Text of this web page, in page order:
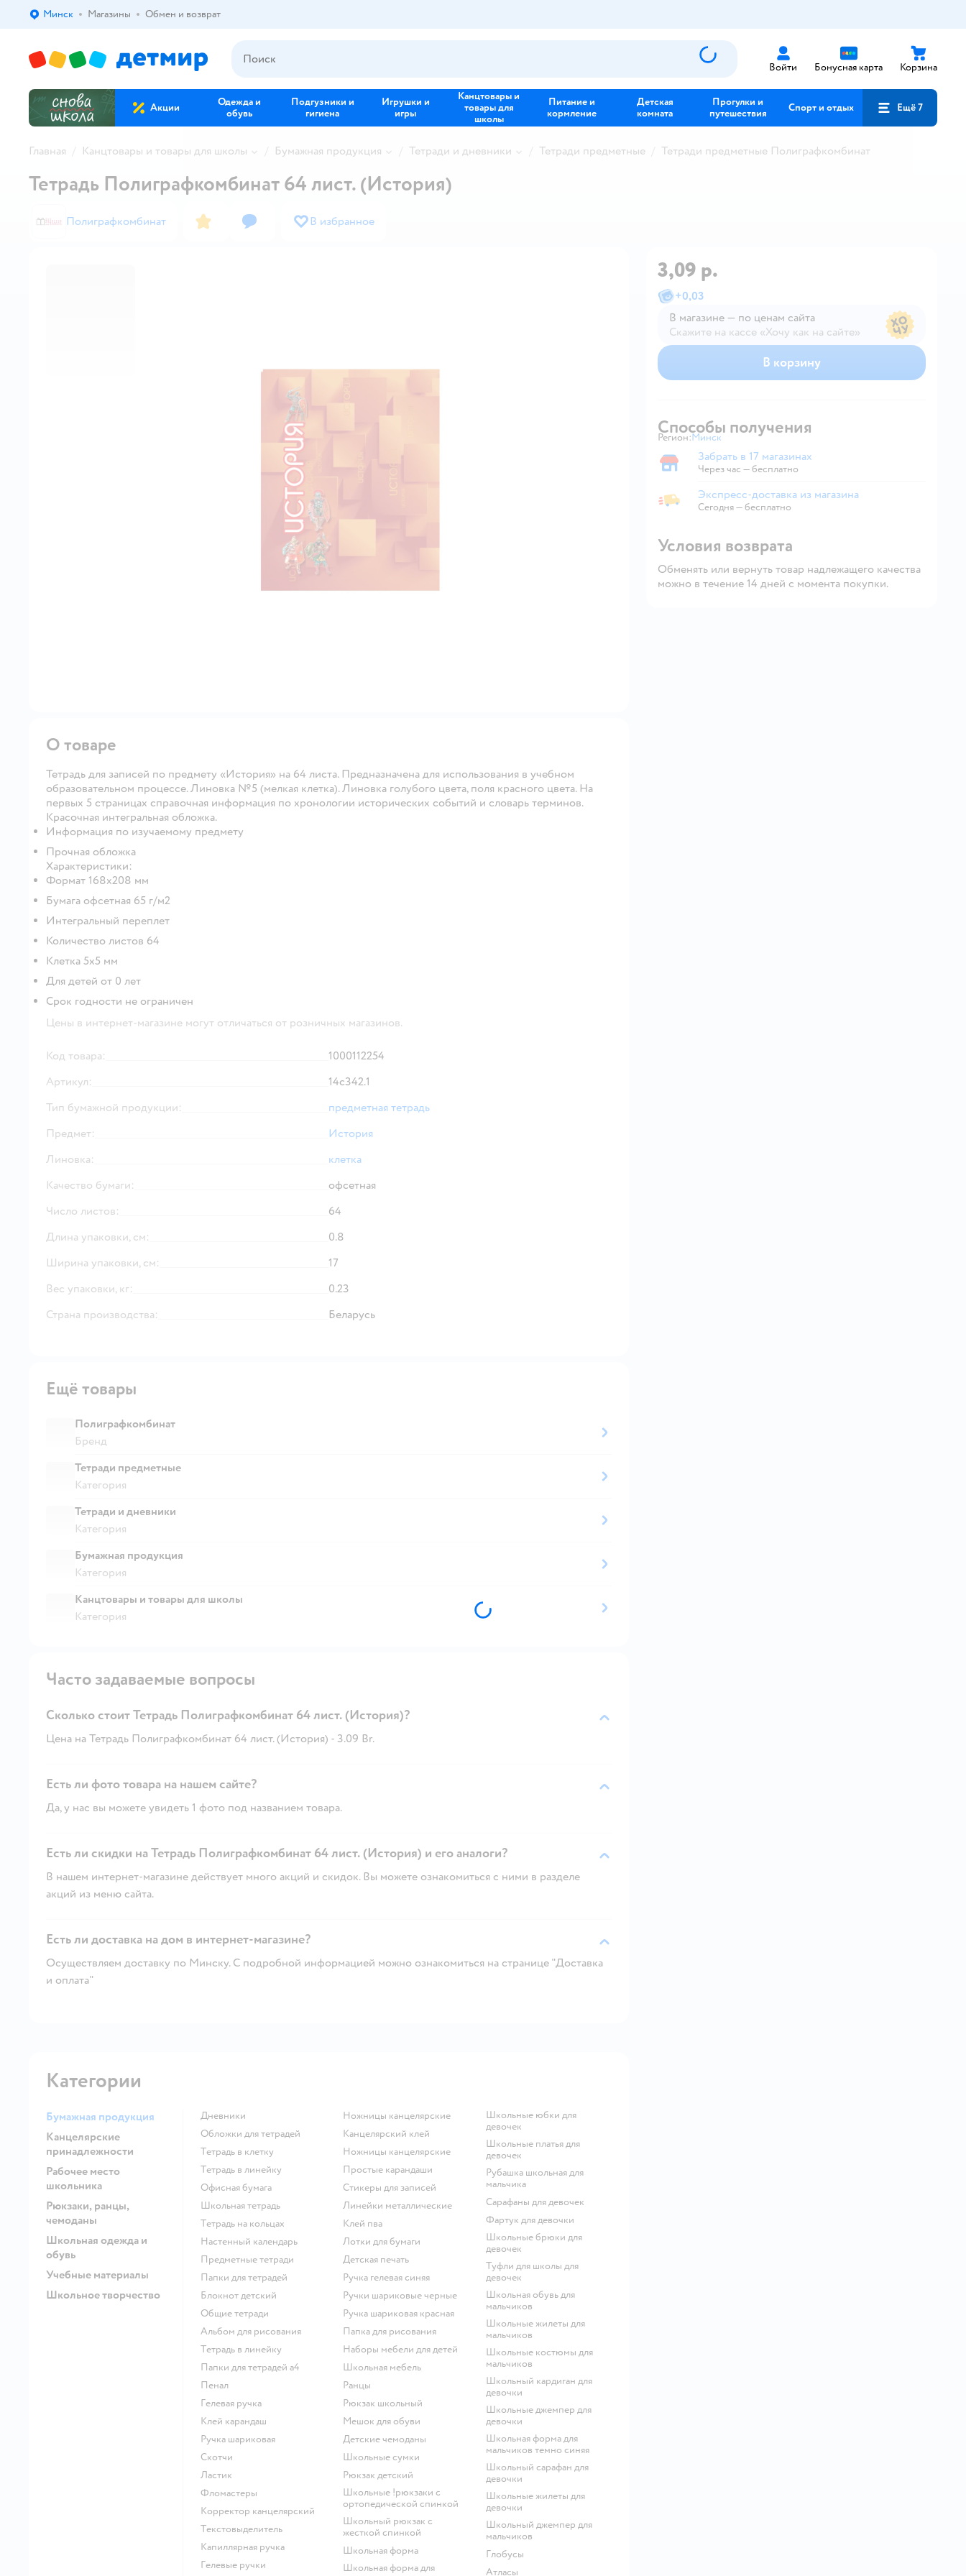
Выбор адреса доставки.
Минск Магазины Обмен и возврат
Войти Бонусная карта Корзина
Акции
Одежда и
обувь
Подгузники и
гигиена
Игрушки и
игры
Канцтовары и
товары для
школы
Питание и
кормление
Детская
комната
Прогулки и
путешествия
Спорт и отдых Ещё 7
Главная Канцтовары и товары для школы Бумажная продукция Тетради и дневники Тетради предметные Тетради предметные Полиграфкомбинат
Тетрадь Полиграфкомбинат 64 лист. (История)
Полиграфкомбинат В избранное
3,09 р.
+0,03
В магазине — по ценам сайта
Скажите на кассе «Хочу как на сайте»
В магазине — по ценам сайта
В корзину
Способы получения
Регион: Выбор адреса доставки.
Минск
Забрать в магазине
Забрать в 17 магазинах
Через час — бесплатно
Экспресс-доставка из магазина
Экспресс-доставка из магазина
Сегодня—бесплатно
Условия возврата
Обменять или вернуть товар надлежащего качества
можно в течение 14 дней с момента покупки.
О товаре
Тетрадь для записей по предмету «История» на 64 листа. Предназначена для использования в учебном
образовательном процессе. Линовка №5 (мелкая клетка). Линовка голубого цвета, поля красного цвета. На
первых 5 страницах справочная информация по хронологии исторических событий и словарь терминов.
Красочная интегральная обложка.
Информация по изучаемому предмету
Прочная обложка
Характеристики:
Формат 168х208 мм
Бумага офсетная 65 г/м2
Интегральный переплет
Количество листов 64
Клетка 5х5 мм
Для детей от 0 лет
Срок годности не ограничен
Цены в интернет-магазине могут отличаться от розничных магазинов.
Код товара:
1000112254
Артикул:
14с342.1
Тип бумажной продукции:
предметная тетрадь
Предмет:
История
Линовка:
клетка
Качество бумаги:
офсетная
Число листов:
64
Длина упаковки, см:
0.8
Ширина упаковки, см:
17
Вес упаковки, кг:
0.23
Страна производства:
Беларусь
Ещё товары
Полиграфкомбинат
Бренд
Тетради предметные
Категория
Тетради и дневники
Категория
Бумажная продукция
Категория
Канцтовары и товары для школы
Категория
Часто задаваемые вопросы
Сколько стоит Тетрадь Полиграфкомбинат 64 лист. (История)?
Цена на Тетрадь Полиграфкомбинат 64 лист. (История) - 3.09 Br.
Есть ли фото товара на нашем сайте?
Да, у нас вы можете увидеть 1 фото под названием товара.
Есть ли скидки на Тетрадь Полиграфкомбинат 64 лист. (История) и его аналоги?
В нашем интернет-магазине действует много акций и скидок. Вы можете ознакомиться с ними в разделе
акций из меню сайта.
Есть ли доставка на дом в интернет-магазине?
Осуществляем доставку по Минску. С подробной информацией можно ознакомиться на странице "Доставка
и оплата"
Категории
Бумажная продукция
Канцелярские
принадлежности
Рабочее место
школьника
Рюкзаки, ранцы,
чемоданы
Школьная одежда и
обувь
Учебные материалы
Школьное творчество
Дневники
Обложки для тетрадей
Тетрадь в клетку
Тетрадь в линейку
Офисная бумага
Школьная тетрадь
Тетрадь на кольцах
Настенный календарь
Предметные тетради
Папки для тетрадей
Блокнот детский
Общие тетради
Альбом для рисования
Тетрадь в линейку
Папки для тетрадей а4
Пенал
Гелевая ручка
Клей карандаш
Ручка шариковая
Скотчи
Ластик
Фломастеры
Корректор канцелярский
Текстовыделитель
Капиллярная ручка
Гелевые ручки
Ножницы канцелярские
Канцелярский клей
Ножницы канцелярские
Простые карандаши
Стикеры для записей
Линейки металлические
Клей пва
Лотки для бумаги
Детская печать
Ручка гелевая синяя
Ручки шариковые черные
Ручка шариковая красная
Папка для рисования
Наборы мебели для детей
Школьная мебель
Ранцы
Рюкзак школьный
Мешок для обуви
Детские чемоданы
Школьные сумки
Рюкзак детский
Школьные !рюкзаки с
ортопедической спинкой
Школьный рюкзак с
жесткой спинкой
Школьная форма
Школьная форма для
Школьные юбки для
девочек
Школьные платья для
девочек
Рубашка школьная для
мальчика
Сарафаны для девочек
Фартук для девочки
Школьные брюки для
девочек
Туфли для школы для
девочек
Школьная обувь для
мальчиков
Школьные жилеты для
мальчиков
Школьные костюмы для
мальчиков
Школьный кардиган для
девочки
Школьные джемпер для
девочки
Школьная форма для
мальчиков темно синяя
Школьный сарафан для
девочки
Школьные жилеты для
девочки
Школьный джемпер для
мальчиков
Глобусы
Атласы